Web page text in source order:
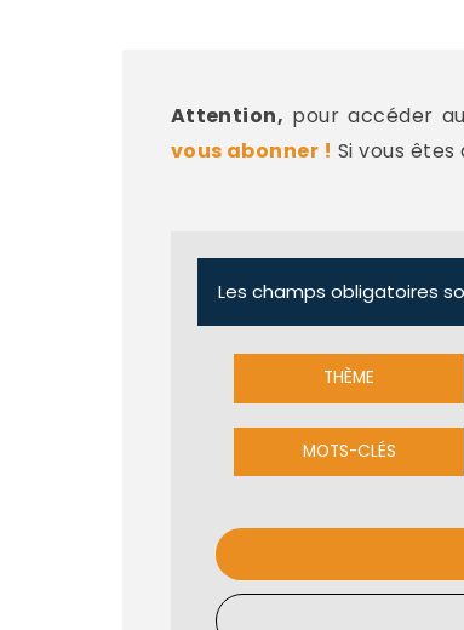
Attention, pour accéder
vous abonner ! Si vous
Les champs obligatoires
THÈME
MOTS-CLÉS